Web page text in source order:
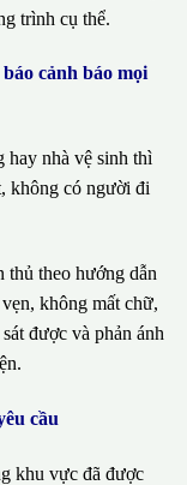
trình cụ thể.
cảnh báo mọi
nhà vệ sinh thì
không có người đi
thủ theo hướng dẫn
không mất chữ,
được và phản ánh
cầu
khu vực đã được